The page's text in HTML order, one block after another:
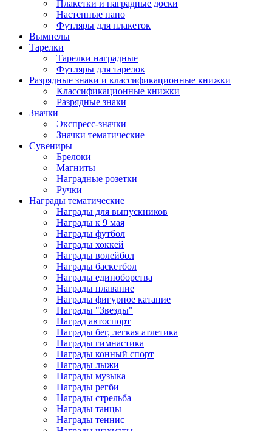
Плакетки и наградные доски
Настенные пано
Футляры для плакеток
Вымпелы
Тарелки
Тарелки наградные
Футляры для тарелок
Разрядные знаки и классификационные книжки
Классификационные книжки
Разрядные знаки
Значки
Экспресс-значки
Значки тематические
Сувениры
Брелоки
Магниты
Наградные розетки
Ручки
Награды тематические
Награды для выпускников
Награды к 9 мая
Награды футбол
Награды хоккей
Награды волейбол
Награды баскетбол
Награды единоборства
Награды плавание
Награды фигурное катание
Награды "Звезды"
Наград автоспорт
Награды бег, легкая атлетика
Награды гимнастика
Награды конный спорт
Награды лыжи
Награды музыка
Награды регби
Награды стрельба
Награды танцы
Награды теннис